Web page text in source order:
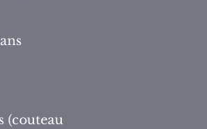
(couteau